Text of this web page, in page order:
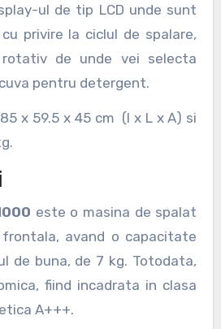
ul de tip LCD unde sunt
privire la ciclul de spalare,
de unde vei selecta
pentru detergent.
x 59.5 x 45 cm (l x L x A) si
este o masina de spalat
avand o capacitate
de buna, de 7 kg. Totodata,
fiind incadrata in clasa
A+++.